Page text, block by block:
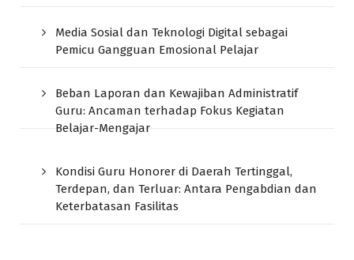
Media Sosial dan Teknologi Digital sebagai
Pemicu Gangguan Emosional Pelajar
Beban Laporan dan Kewajiban Administratif
Guru: Ancaman terhadap Fokus Kegiatan
Belajar-Mengajar
Kondisi Guru Honorer di Daerah Tertinggal,
Terdepan, dan Terluar: Antara Pengabdian dan
Keterbatasan Fasilitas